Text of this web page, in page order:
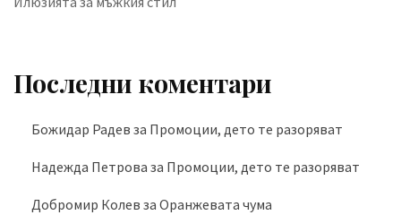
Последни коментари
Божидар Радев за Промоции, дето те разоряват
Надежда Петрова за Промоции, дето те разоряват
Добромир Колев за Оранжевата чума